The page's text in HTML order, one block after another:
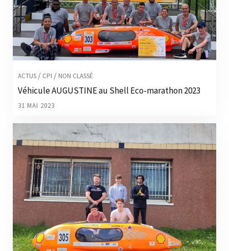
ACTUS / CPI / NON CLASSÉ
Véhicule AUGUSTINE au Shell Eco-marathon 2023
31 MAI 2023